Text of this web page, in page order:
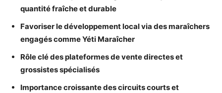
quantité fraîche et durable
Favoriser le développement local via des maraîchers
engagés comme Yéti Maraîcher
Rôle clé des plateformes de vente directes et
grossistes spécialisés
Importance croissante des circuits courts et